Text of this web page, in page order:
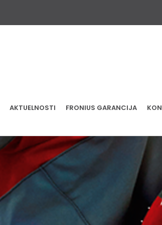
AKTUELNOSTI FRONIUS GARANCIJA